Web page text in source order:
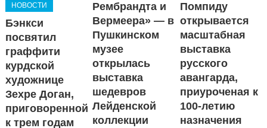
НОВОСТИ
Бэнкси
посвятил
граффити
курдской
художнице
Зехре Доган,
приговоренной
к трем годам
Рембрандта и
Вермеера» — в
Пушкинском
музее
открылась
выставка
шедевров
Лейденской
коллекции
Помпиду
открывается
масштабная
выставка
русского
авангарда,
приуроченая к
100-летию
назначения